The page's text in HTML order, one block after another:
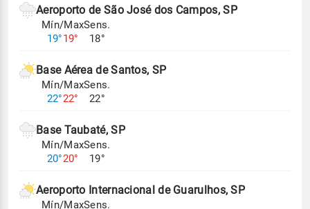
de Tempo e Estudos Climáticos (CPTEC).
Para obter mais informações sobre os dados
Aeroporto de São José dos Campos, SP
Mín/Max
19°19°
Sens.
18°
Base Aérea de Santos, SP
Mín/Max
22°22°
Sens.
22°
Base Taubaté, SP
Mín/Max
20°20°
Sens.
19°
Aeroporto Internacional de Guarulhos, SP
Mín/MaxSens.